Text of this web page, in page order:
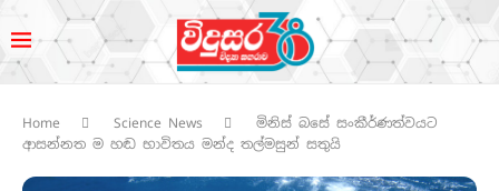
Home Science News
මිනිස් බසේ සංකීර්ණත්වයට
ආසන්නත ම හඬ භාවිතය මන්ද තල්මසුන් සතුයි